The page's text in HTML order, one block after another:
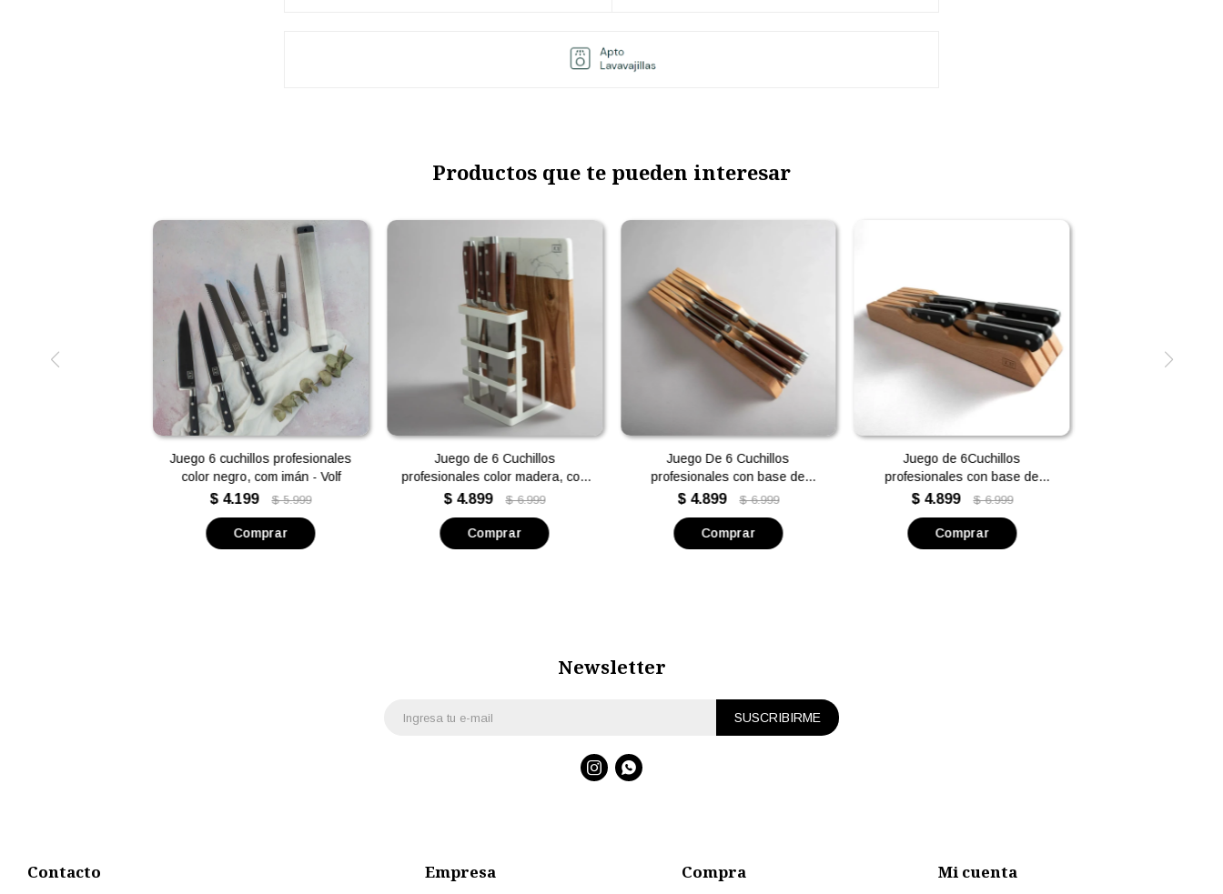
Productos que te pueden interesar
Juego 6 cuchillos profesionales
color negro, com imán - Volf
$ 4.199 $ 5.999
Juego de 6 Cuchillos
profesionales color madera, con
soporte blanco y tabla de madera
$ 4.899 $ 6.999
Juego De 6 Cuchillos
profesionales con base de
madera - Volf
$ 4.899 $ 6.999
Juego de 6Cuchillos
profesionales con base de
madera Volf - Goldensea
$ 4.899 $ 6.999
Contacto Empresa Compra Mi cuenta
Newsletter
SUSCRIBIRME
 